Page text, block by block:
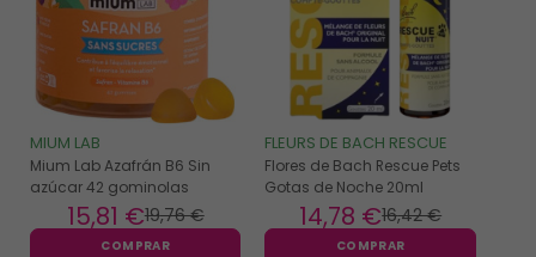
MIUM LAB
Mium Lab Azafrán B6 Sin
azúcar 42 gominolas
19,76 €
15,81 €
COMPRAR
FLEURS DE BACH RESCUE
Flores de Bach Rescue Pets
Gotas de Noche 20ml
16,42 €
14,78 €
COMPRAR